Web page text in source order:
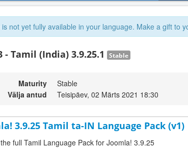
not yet fully available in your language. Make a gift to
- Tamil (India) 3.9.25.1 Stable
Maturity
Stable
Välja antud
Teisipäev, 02 Märts 2021 18:30
3.9.25 Tamil ta-IN Language Pack (v1)
full Tamil Language Pack for Joomla! 3.9.25